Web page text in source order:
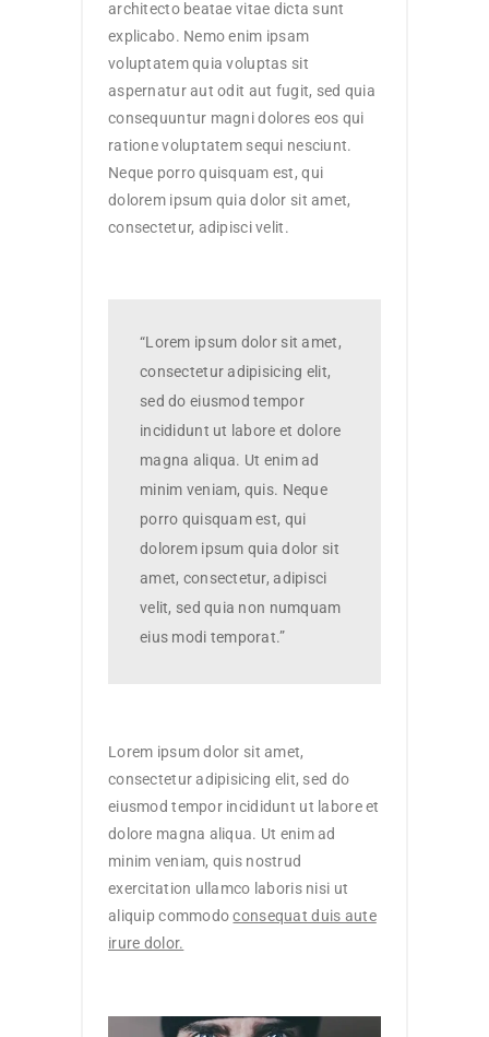
architecto beatae vitae dicta sunt
explicabo. Nemo enim ipsam
voluptatem quia voluptas sit
aspernatur aut odit aut fugit, sed quia
consequuntur magni dolores eos qui
ratione voluptatem sequi nesciunt.
Neque porro quisquam est, qui
dolorem ipsum quia dolor sit amet,
consectetur, adipisci velit.
“Lorem ipsum dolor sit amet,
consectetur adipisicing elit,
sed do eiusmod tempor
incididunt ut labore et dolore
magna aliqua. Ut enim ad
minim veniam, quis. Neque
porro quisquam est, qui
dolorem ipsum quia dolor sit
amet, consectetur, adipisci
velit, sed quia non numquam
eius modi temporat.”
Lorem ipsum dolor sit amet,
consectetur adipisicing elit, sed do
eiusmod tempor incididunt ut labore et
dolore magna aliqua. Ut enim ad
minim veniam, quis nostrud
exercitation ullamco laboris nisi ut
aliquip commodoconsequat duis aute
irure dolor.